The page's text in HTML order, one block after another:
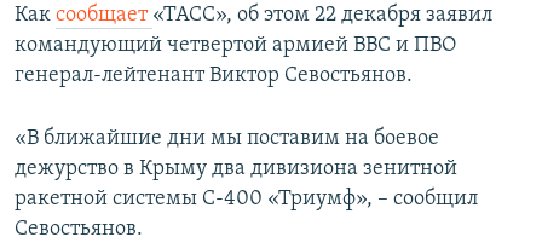
ТЕЛЕПРОЕКТ КРЫМ.РЕАЛИИ
СОВЕТЫ ПРАВОЗАЩИТНИКОВ
ПОБЕДИТЕЛЕЙ НЕ СУДЯТ?
КРЫМ.НЕПОКОРЕННЫЙ
ELIFBE
Українською
Qırımtatar
ПРИСОЕДИНЯЙТЕСЬ!
Как сообщает «ТАСС», об этом 22 декабря заявил
командующий четвертой армией ВВС и ПВО
генерал-лейтенант Виктор Севостьянов.
«В ближайшие дни мы поставим на боевое
дежурство в Крыму два дивизиона зенитной
ракетной системы С-400 «Триумф», – сообщил
Севостьянов.